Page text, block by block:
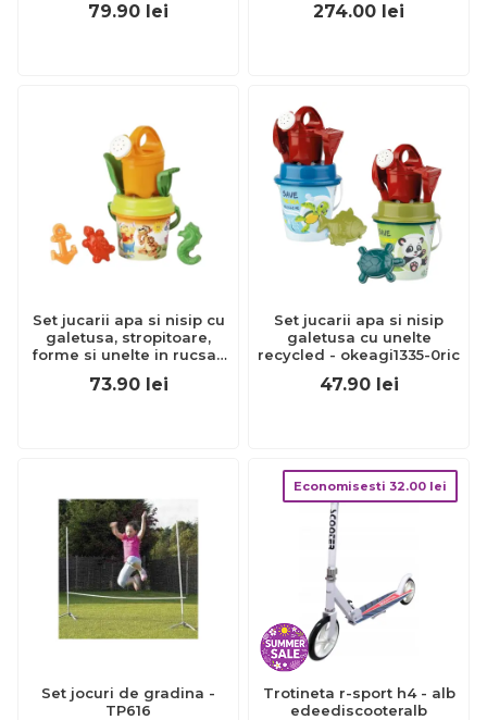
79.90 lei 274.00 lei
Set jucarii apa si nisip cu
galetusa, stropitoare,
forme si unelte in rucsac
73.90 lei
Set jucarii apa si nisip
galetusa cu unelte
recycled - okeagi1335-0ric
47.90 lei
Set jocuri de gradina -
TP616
Economisesti 32.00 lei
Trotineta r-sport h4 - alb
edeediscooteralb